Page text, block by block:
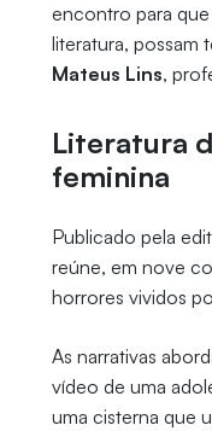
encontro para que
literatura, possam
Mateus Lins,
Literatura
feminina
Publicado pela
reúne, em nove
horrores vividos
As narrativas
vídeo de uma
uma cisterna que